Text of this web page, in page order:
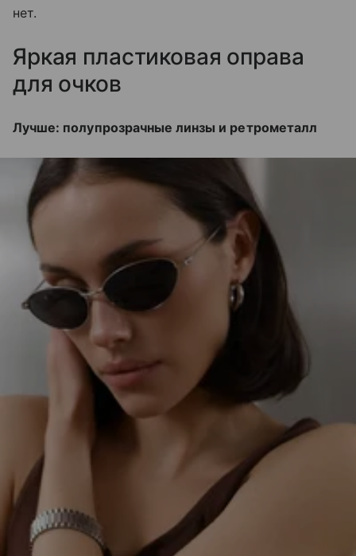
нет.
Яркая пластиковая оправа
для очков
Лучше: полупрозрачные линзы и ретрометалл